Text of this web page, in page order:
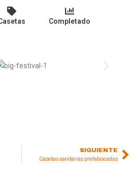
Completado
SIGUIENTE
Casetas sanitarias prefabricadas